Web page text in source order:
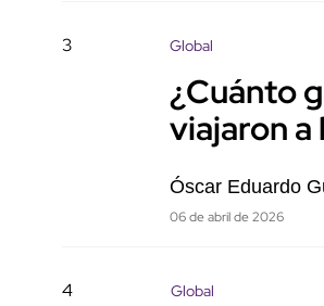
3 Global
¿Cuánto
viajaron a
Óscar Eduardo
06 de abril de 2026
4 Global